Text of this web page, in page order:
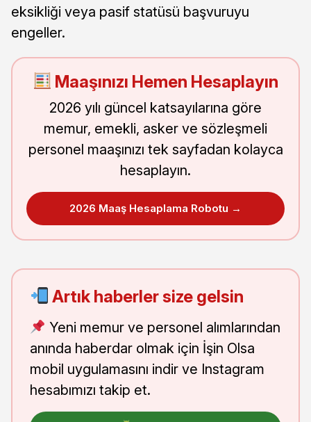
eksikliği veya pasif statüsü başvuruyu
engeller.
Maaşınızı Hemen Hesaplayın
2026 yılı güncel katsayılarına göre
memur, emekli, asker ve sözleşmeli
personel maaşınızı tek sayfadan kolayca
hesaplayın.
2026 Maaş Hesaplama Robotu →
Artık haberler size gelsin
Yeni memur ve personel alımlarından
anında haberdar olmak için İşin Olsa
mobil uygulamasını indir ve Instagram
hesabımızı takip et.